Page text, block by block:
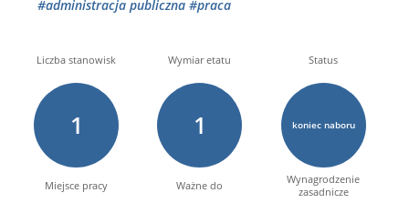
#administracja publiczna #praca
Liczba stanowisk
1
Wymiar etatu
1
Status
koniec naboru
Miejsce pracy Ważne do
Wynagrodzenie
zasadnicze